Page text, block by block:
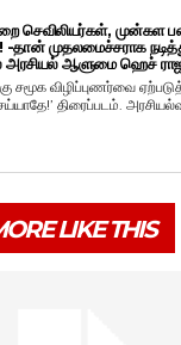
செவிலியர்கள், முன்கள
-தான் முதலமைச்சராக
அரசியல் ஆளுமை ஹெச்
சமூக விழிப்புணர்வை
திரைப்படம்.
LIKE THIS